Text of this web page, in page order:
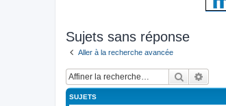
Sujets sans réponse
Aller à la recherche avancée
Rechercher
SUJETS